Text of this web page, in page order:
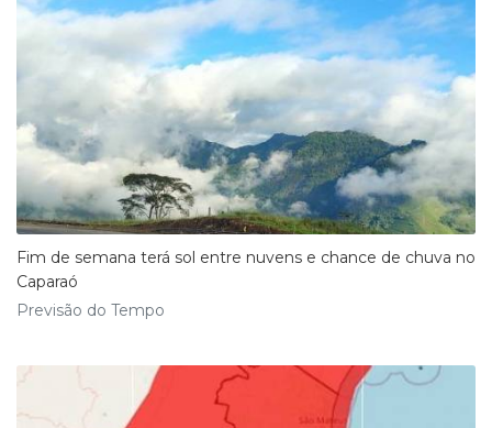
Fim de semana terá sol entre nuvens e chance de chuva no
Caparaó
Previsão do Tempo